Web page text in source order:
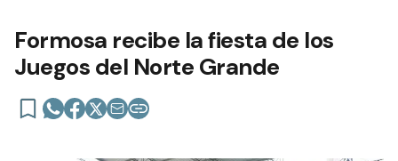
Formosa recibe la fiesta de los
Juegos del Norte Grande